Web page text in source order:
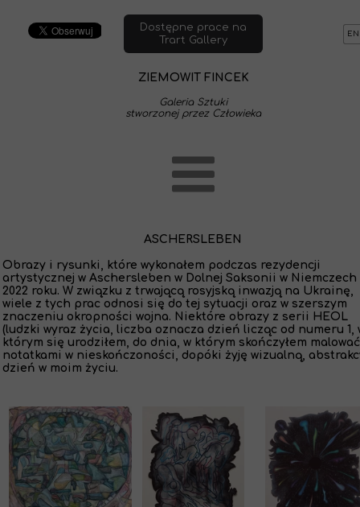
EN
ASCHERSLEBEN
Obrazy i rysunki, które wykonałem podczas rezydencji
artystycznej w Aschersleben w Dolnej Saksonii w Niemczech
2022 roku. W związku z trwającą rosyjską inwazją na Ukrainę,
wiele z tych prac odnosi się do tej sytuacji oraz w szerszym
znaczeniu okropności wojna. Niektóre obrazy z serii HEOL
(ludzki wyraz życia, liczba oznacza dzień licząc od numeru 1,
którym się urodziłem, do dnia, w którym skończyłem
notatkami w nieskończoności, dopóki żyję wizualną,
dzień w moim życiu.
Dostępne prace na
Trart Gallery
Galeria Sztuki
stworzonej przez Człowieka
ZIEMOWIT FINCEK